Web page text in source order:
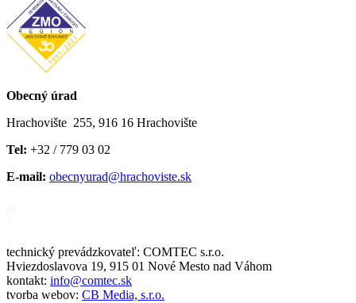
Obecný úrad
Hrachovište 255, 916 16 Hrachovište
Tel: +32 / 779 03 02
E-mail: obecnyurad@hrachoviste.sk
technický prevádzkovateľ: COMTEC s.r.o.
Hviezdoslavova 19, 915 01 Nové Mesto nad Váhom
kontakt: info@comtec.sk
tvorba webov: CB Media, s.r.o.